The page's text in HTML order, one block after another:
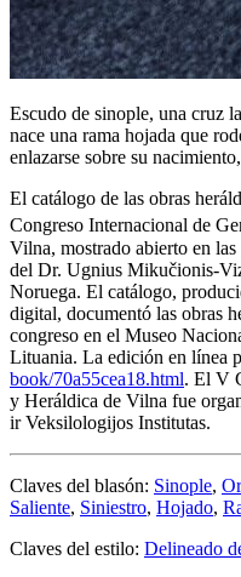
Escudo de sinople, una cruz
nace una rama hojada que
enlazarse sobre su
El catálogo de las obras
Congreso Internacional de
Vilna, mostrado abierto en las
del Dr. Ugnius Mikučionis-
Noruega. El catálogo,
digital, documentó las obras
congreso en el Museo
Lituania. La edición en línea
book/70a55cea18.html. El V
y Heráldica de Vilna fue
ir Veksilologijos Institutas.
Claves del blasón: Sinople,
Saliente, Siniestro, Hojado,
Claves del estilo: Delineado